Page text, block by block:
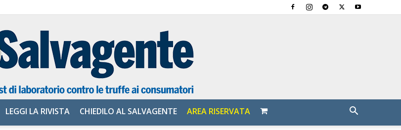
LEGGI LA RIVISTA CHIEDILO AL SALVAGENTE AREA RISERVATA